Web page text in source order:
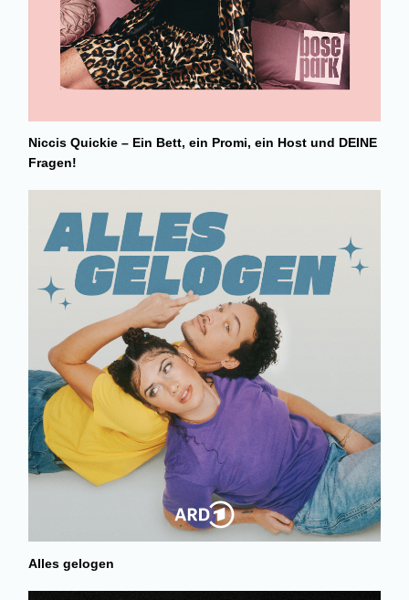
Niccis Quickie – Ein Bett, ein Promi, ein Host und DEINE
Fragen!
Alles gelogen